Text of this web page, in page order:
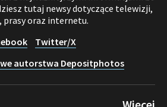
tutaj newsy dotyczące telewizji,
prasy oraz internetu.
Twitter/X
autorstwa Depositphotos